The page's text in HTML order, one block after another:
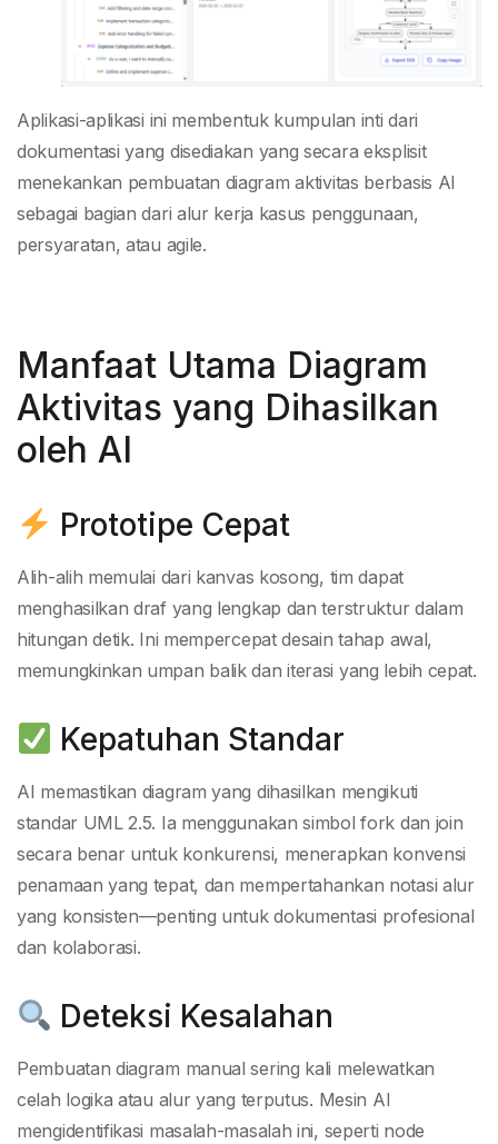
Aplikasi-aplikasi ini membentuk kumpulan inti dari
dokumentasi yang disediakan yang secara eksplisit
menekankan pembuatan diagram aktivitas berbasis AI
sebagai bagian dari alur kerja kasus penggunaan,
persyaratan, atau agile.
Manfaat Utama Diagram
Aktivitas yang Dihasilkan
oleh AI
Prototipe Cepat
Alih-alih memulai dari kanvas kosong, tim dapat
menghasilkan draf yang lengkap dan terstruktur dalam
hitungan detik. Ini mempercepat desain tahap awal,
memungkinkan umpan balik dan iterasi yang lebih cepat.
Kepatuhan Standar
AI memastikan diagram yang dihasilkan mengikuti
standar UML 2.5. Ia menggunakan simbol fork dan join
secara benar untuk konkurensi, menerapkan konvensi
penamaan yang tepat, dan mempertahankan notasi alur
yang konsisten—penting untuk dokumentasi profesional
dan kolaborasi.
Deteksi Kesalahan
Pembuatan diagram manual sering kali melewatkan
celah logika atau alur yang terputus. Mesin AI
mengidentifikasi masalah-masalah ini, seperti node